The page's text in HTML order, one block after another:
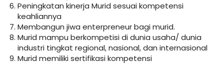
Peningkatan kinerja Murid sesuai kompetensi
keahliannya
Membangun jiwa enterpreneur bagi murid.
Murid mampu berkompetisi di dunia usaha/ dunia
industri tingkat regional, nasional, dan internasional
Murid memiliki sertifikasi kompetensi